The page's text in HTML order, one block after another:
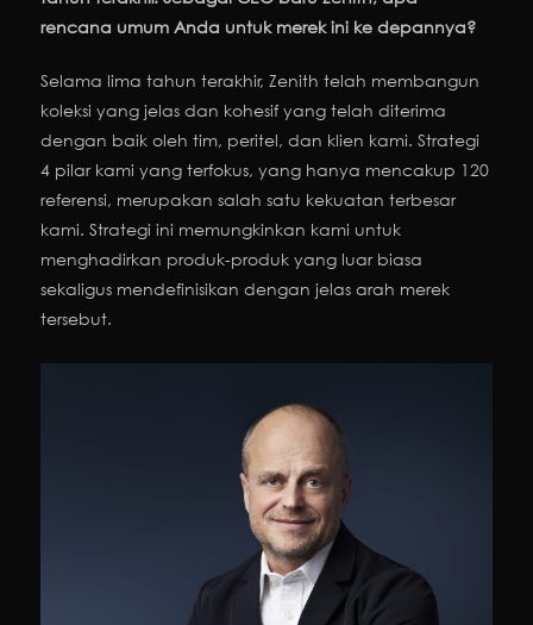
rencana umum Anda untuk merek ini ke depannya?
Selama lima tahun terakhir, Zenith telah membangun
koleksi yang jelas dan kohesif yang telah diterima
dengan baik oleh tim, peritel, dan klien kami. Strategi
4 pilar kami yang terfokus, yang hanya mencakup 120
referensi, merupakan salah satu kekuatan terbesar
kami. Strategi ini memungkinkan kami untuk
menghadirkan produk-produk yang luar biasa
sekaligus mendefinisikan dengan jelas arah merek
tersebut.